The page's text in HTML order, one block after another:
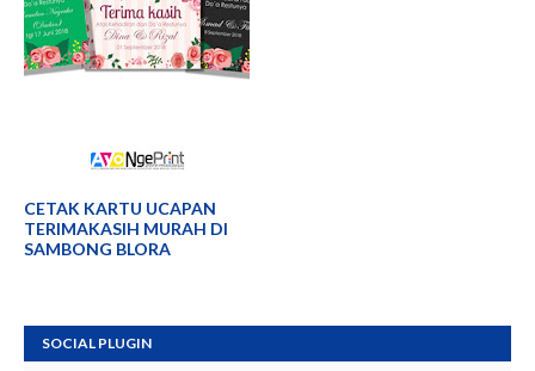
CETAK KARTU UCAPAN
TERIMAKASIH MURAH DI
SAMBONG BLORA
SOCIAL PLUGIN